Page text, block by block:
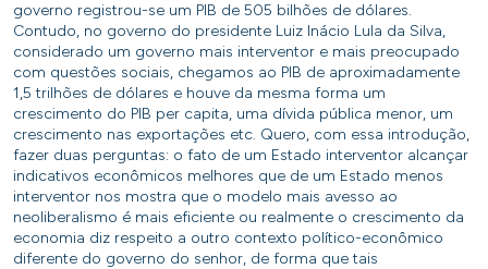
governo registrou-se um PIB de 505 bilhões de dólares.
Contudo, no governo do presidente Luiz Inácio Lula da Silva,
considerado um governo mais interventor e mais preocupado
com questões sociais, chegamos ao PIB de aproximadamente
1,5 trilhões de dólares e houve da mesma forma um
crescimento do PIB per capita, uma dívida pública menor, um
crescimento nas exportações etc. Quero, com essa introdução,
fazer duas perguntas: o fato de um Estado interventor alcançar
indicativos econômicos melhores que de um Estado menos
interventor nos mostra que o modelo mais avesso ao
neoliberalismo é mais eficiente ou realmente o crescimento da
economia diz respeito a outro contexto político-econômico
diferente do governo do senhor, de forma que tais